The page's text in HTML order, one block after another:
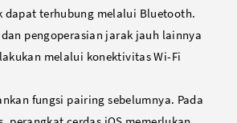
dapat terhubung melalui Bluetooth.
pengoperasian jarak jauh lainnya
melalui konektivitas Wi-Fi
fungsi pairing sebelumnya. Pada